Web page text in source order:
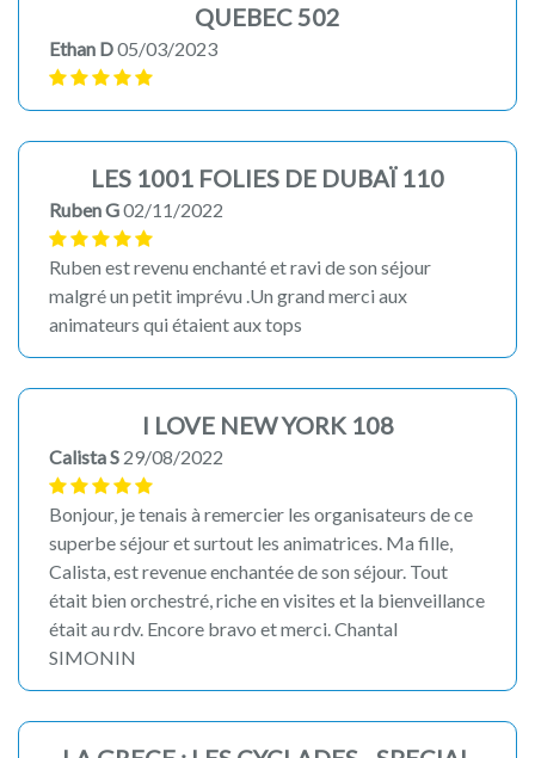
QUEBEC 502
Ethan D05/03/2023
LES 1001 FOLIES DE DUBAÏ 110
Ruben G02/11/2022
Ruben est revenu enchanté et ravi de son séjour
malgré un petit imprévu .Un grand merci aux
animateurs qui étaient aux tops
I LOVE NEW YORK 108
Calista S 29/08/2022
Bonjour, je tenais à remercier les organisateurs de ce
superbe séjour et surtout les animatrices. Ma fille,
Calista, est revenue enchantée de son séjour. Tout
était bien orchestré, riche en visites et la bienveillance
était au rdv. Encore bravo et merci. Chantal
SIMONIN